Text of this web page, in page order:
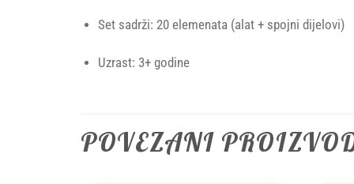
Set sadrži: 20 elemenata (alat + spojni dijelovi)
Uzrast: 3+ godine
POVEZANI